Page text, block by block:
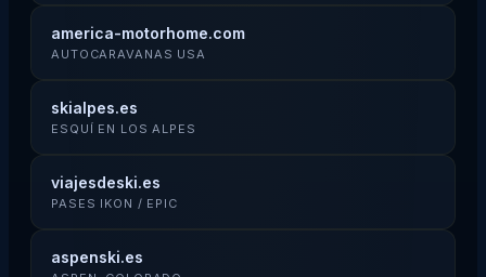
america-motorhome.com
AUTOCARAVANAS USA
skialpes.es
ESQUÍ EN LOS ALPES
viajesdeski.es
PASES IKON / EPIC
aspenski.es